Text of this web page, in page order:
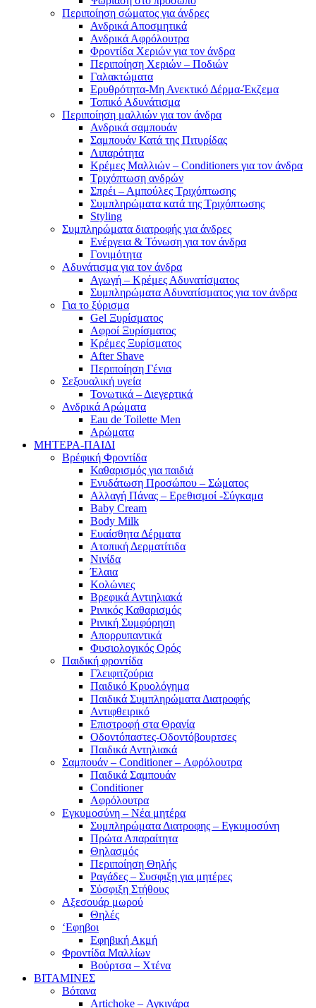
Περιποίηση σώματος για άνδρες
Ανδρικά Αποσμητικά
Ανδρικά Αφρόλουτρα
Φροντίδα Χεριών για τον άνδρα
Περιποίηση Χεριών – Ποδιών
Γαλακτώματα
Ερυθρότητα-Μη Ανεκτικό Δέρμα-Έκζεμα
Τοπικό Αδυνάτισμα
Περιποίηση μαλλιών για τον άνδρα
Ανδρικά σαμπουάν
Σαμπουάν Κατά της Πιτυρίδας
Λιπαρότητα
Κρέμες Μαλλιών – Conditioners για τον άνδρα
Τριχόπτωση ανδρών
Σπρέι – Αμπούλες Τριχόπτωσης
Συμπληρώματα κατά της Τριχόπτωσης
Styling
Συμπληρώματα διατροφής για άνδρες
Ενέργεια & Τόνωση για τον άνδρα
Γονιμότητα
Αδυνάτισμα για τον άνδρα
Αγωγή – Κρέμες Αδυνατίσματος
Συμπληρώματα Αδυνατίσματος για τον άνδρα
Για το ξύρισμα
Gel Ξυρίσματος
Αφροί Ξυρίσματος
Κρέμες Ξυρίσματος
After Shave
Περιποίηση Γένια
Σεξουαλική υγεία
Τονωτικά – Διεγερτικά
Ανδρικά Αρώματα
Eau de Toilette Men
Αρώματα
ΜΗΤΕΡΑ-ΠΑΙΔΙ
Βρέφική Φροντίδα
Καθαρισμός για παιδιά
Ενυδάτωση Προσώπου – Σώματος
Αλλαγή Πάνας – Ερεθισμοί -Σύγκαμα
Baby Cream
Body Milk
Ευαίσθητα Δέρματα
Ατοπική Δερματίτιδα
Νινίδα
Έλαια
Κολώνιες
Βρεφικά Αντιηλιακά
Ρινικός Καθαρισμός
Ρινική Συμφόρηση
Απορρυπαντικά
Φυσιολογικός Ορός
Παιδική φροντίδα
Γλειφιτζούρια
Παιδικό Κρυολόγημα
Παιδικά Συμπληρώματα Διατροφής
Αντιφθειρικό
Επιστροφή στα Θρανία
Οδοντόπαστες-Οδοντόβουρτσες
Παιδικά Αντηλιακά
Σαμπουάν – Conditioner – Αφρόλουτρα
Παιδικά Σαμπουάν
Conditioner
Αφρόλουτρα
Εγκυμοσύνη – Νέα μητέρα
Συμπληρώματα Διατροφης – Εγκυμοσύνη
Πρώτα Απαραίτητα
Θηλασμός
Περιποίηση Θηλής
Ραγάδες – Συσφιξη για μητέρες
Σύσφιξη Στήθους
Αξεσουάρ μωρού
Θηλές
‘Εφηβοι
Εφηβική Ακμή
Φροντίδα Μαλλίων
Βούρτσα – Χτένα
ΒΙΤΑΜΙΝΕΣ
Βότανα
Artichoke – Αγκινάρα